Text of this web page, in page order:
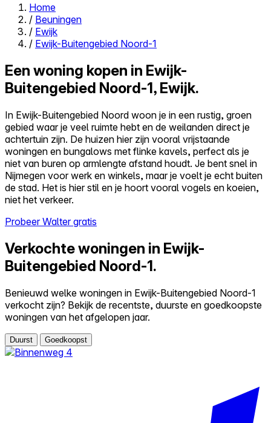
Close menu
Zelf kopen
Reviews
Prijzen
Log in
Probeer Walter gratis
Home
/ Beuningen
/ Ewijk
/ Ewijk-Buitengebied Noord-1
Een woning kopen in Ewijk-
Buitengebied Noord-1, Ewijk.
In Ewijk-Buitengebied Noord woon je in een rustig, groen
gebied waar je veel ruimte hebt en de weilanden direct je
achtertuin zijn. De huizen hier zijn vooral vrijstaande
woningen en bungalows met flinke kavels, perfect als je
niet van buren op armlengte afstand houdt. Je bent snel in
Nijmegen voor werk en winkels, maar je voelt je echt buiten
de stad. Het is hier stil en je hoort vooral vogels en koeien,
niet het verkeer.
Probeer Walter gratis
Verkochte woningen in Ewijk-
Buitengebied Noord-1.
Benieuwd welke woningen in Ewijk-Buitengebied Noord-1
verkocht zijn? Bekijk de recentste, duurste en goedkoopste
woningen van het afgelopen jaar.
Duurst Goedkoopst